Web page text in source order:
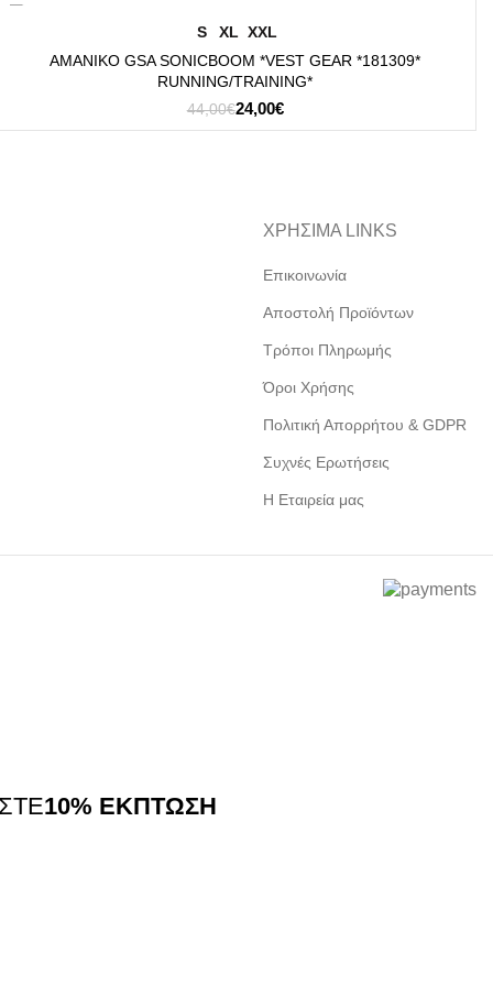
ΕΠΙΛΟΓΉ
S XL XXL
ΑΜΑΝΙΚΟ GSA SONICBOOM *VEST GEAR *181309*
RUNNING/TRAINING*
44,00€Original
price
24,00€Η
τρέχουσα
ΧΡΗΣΙΜΑ LINKS
Επικοινωνία
Αποστολή Προϊόντων
Τρόποι Πληρωμής
Όροι Χρήσης
Πολιτική Απορρήτου & GDPR
Συχνές Ερωτήσεις
Η Εταιρεία μας
10% ΕΚΠΤΩΣΗ